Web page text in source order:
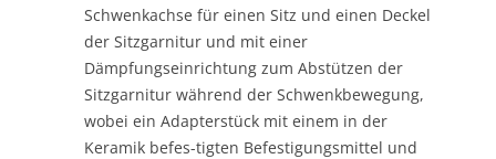
Schwenkachse für einen Sitz und einen Deckel
der Sitzgarnitur und mit einer
Dämpfungseinrichtung zum Abstützen der
Sitzgarnitur während der Schwenkbewegung,
wobei ein Adapterstück mit einem in der
Keramik befes-tigten Befestigungsmittel und